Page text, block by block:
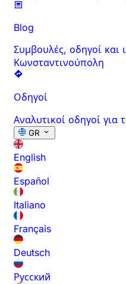
Blog
Συμβουλές, οδηγοί και
Κωνσταντινούπολη
Οδηγοί
Αναλυτικοί οδηγοί
GR
English
Español
Italiano
Français
Deutsch
Русский